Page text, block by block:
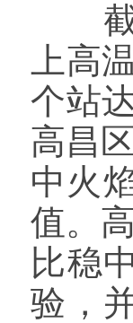
截
上高
个站
高昌
中火
值。
比稳
验，